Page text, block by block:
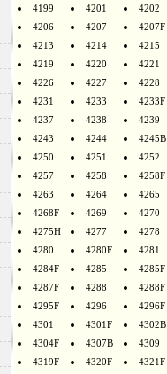
4199 4201 4202
4206
4207 4207F
4213
4214 4215
4219
4220 4221
4226
4227 4228
4231
4233 4233F
4237
4238 4239
4243
4244 4245B
4250
4251 4252
4257
4258 4258F
4263
4264 4265
4268F
4269 4270
4275H
4277 4278
4280
4280F 4281
4284F
4285 4285F
4287F
4288 4288F
4295F
4296 4296F
4301
4301F 4302B
4304F
4307B 4309
4319F
4320F 4321F